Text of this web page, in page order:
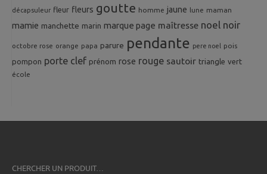
décapsuleur fleur fleurs goutte homme jaune lune maman
mamie manchette marin marque page maîtresse noel noir
octobre rose orange papa parure pendante pere noel pois
pompon porte clef prénom rose rouge sautoir triangle vert
école
CHERCHER UN PRODUIT…